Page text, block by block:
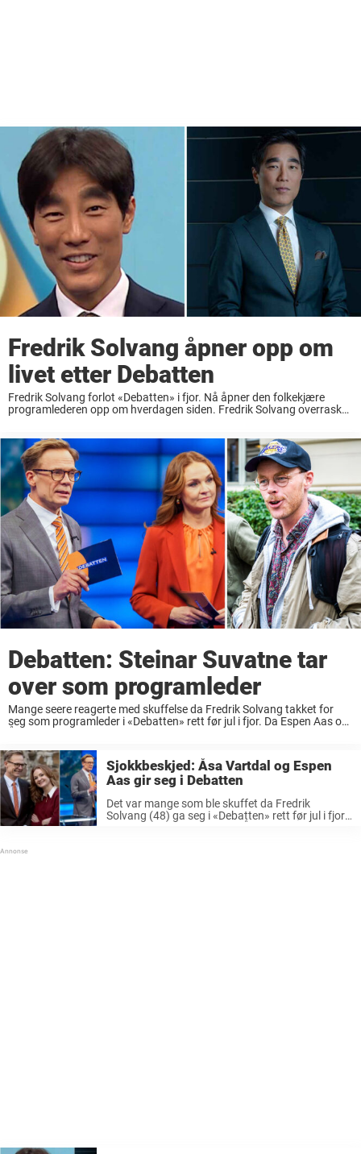
Fredrik Solvang åpner opp om
livet etter Debatten
Fredrik Solvang forlot «Debatten» i fjor. Nå åpner den folkekjære
programlederen opp om hverdagen siden. Fredrik Solvang overrasket
Debatten: Steinar Suvatne tar
over som programleder
Mange seere reagerte med skuffelse da Fredrik Solvang takket for
seg som programleder i «Debatten» rett før jul i fjor. Da Espen Aas og
Sjokkbeskjed: Åsa Vartdal og Espen
Aas gir seg i Debatten
Det var mange som ble skuffet da Fredrik
Solvang (48) ga seg i «Debatten» rett før jul i fjor.